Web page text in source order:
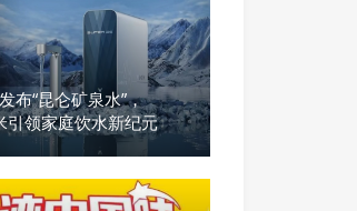
布“昆仑矿泉水”，
引领家庭饮水新纪元